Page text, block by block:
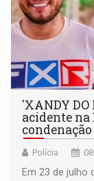
'XANDY DO
acidente na
Polícia
Em 23 de julho